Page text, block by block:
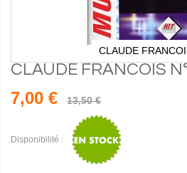
CLAUDE
CLAUDE FRANCOIS
7,00 € 13,50 €
Disponibilité :